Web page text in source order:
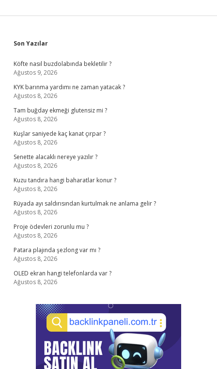
Sidebar
Son Yazılar
Köfte nasıl buzdolabında bekletilir ?
Ağustos 9, 2026
KYK barınma yardımı ne zaman yatacak ?
Ağustos 8, 2026
Tam buğday ekmeği glutensiz mi ?
Ağustos 8, 2026
Kuşlar saniyede kaç kanat çırpar ?
Ağustos 8, 2026
Senette alacaklı nereye yazılır ?
Ağustos 8, 2026
Kuzu tandıra hangi baharatlar konur ?
Ağustos 8, 2026
Rüyada ayı saldırısından kurtulmak ne anlama gelir ?
Ağustos 8, 2026
Proje ödevleri zorunlu mu ?
Ağustos 8, 2026
Patara plajında şezlong var mı ?
Ağustos 8, 2026
OLED ekran hangi telefonlarda var ?
Ağustos 8, 2026